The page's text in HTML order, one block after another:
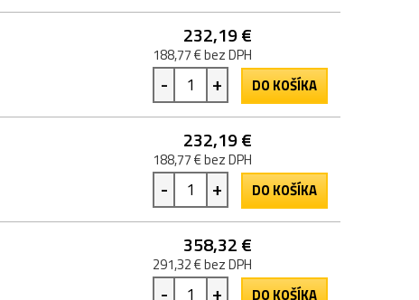
232,19 €
188,77 € bez DPH
- + DO KOŠÍKA
232,19 €
188,77 € bez DPH
- + DO KOŠÍKA
358,32 €
291,32 € bez DPH
- + DO KOŠÍKA